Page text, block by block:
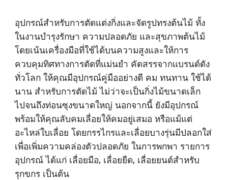
อุปกรณ์สำหรับการตัดแต่งกิ่งและจัดรูปทรงต้นไม้ ทั้ง
ในงานบำรุงรักษา ความปลอดภัย และสุขภาพต้นไม้
โดยเน้นเครื่องมือที่ใช้ได้บนความสูงและให้การ
ควบคุมทิศทางการตัดที่แม่นยำ คัดสรรจากแบรนด์ดัง
ทั่วโลก ให้คุณมีอุปกรณ์คู่มืออย่างดี คม ทนทาน ใช้ได้
นาน สำหรับการตัดไม้ ไม่ว่าจะเป็นกิ่งไม้ขนาดเล็ก
ไปจนถึงท่อนซุงขนาดใหญ่ นอกจากนี้ ยังมีอุปกรณ์
พร้อมให้คุณลับคมเลื่อยให้คมอยู่เสมอ หรือแม้แต่
อะไหล่ใบเลื่อย โดยกรรไกรและเลื่อยบางรุ่นมีปลอกใส่
เพื่อเพิ่มความคล่องตัวปลอดภัย ในการพกพา รายการ
อุปกรณ์ ได้แก่ เลื่อยมือ, เลื่อยยืด, เลื่อยยนต์สำหรับ
รุกขกร เป็นต้น